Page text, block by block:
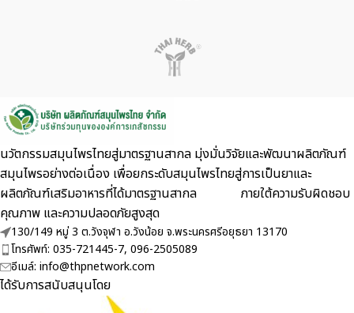
นวัตกรรมสมุนไพรไทยสู่มาตรฐานสากล มุ่งมั่นวิจัยและพัฒนาผลิตภัณฑ์
สมุนไพรอย่างต่อเนื่อง เพื่อยกระดับสมุนไพรไทยสู่การเป็นยาและ
ผลิตภัณฑ์เสริมอาหารที่ได้มาตรฐานสากล ภายใต้ความรับผิดชอบ
คุณภาพ และความปลอดภัยสูงสุด
130/149 หมู่ 3 ต.วังจุฬา อ.วังน้อย จ.พระนครศรีอยุธยา 13170
โทรศัพท์: 035-721445-7, 096-2505089
อีเมล์: info@thpnetwork.com
ได้รับการสนับสนุนโดย